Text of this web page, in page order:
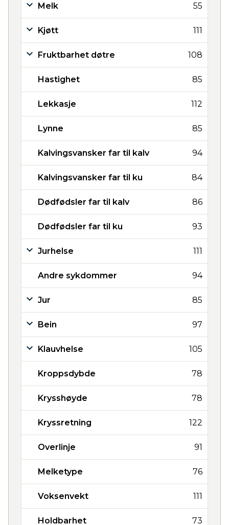
Melk 55
Kjøtt 111
Fruktbarhet døtre 108
Hastighet 85
Lekkasje 112
Lynne 85
Kalvingsvansker far til kalv 94
Kalvingsvansker far til ku 84
Dødfødsler far til kalv 86
Dødfødsler far til ku 93
Jurhelse 111
Andre sykdommer 94
Jur 85
Bein 97
Klauvhelse 105
Kroppsdybde 78
Krysshøyde 78
Kryssretning 122
Overlinje 91
Melketype 76
Voksenvekt 111
Holdbarhet 73